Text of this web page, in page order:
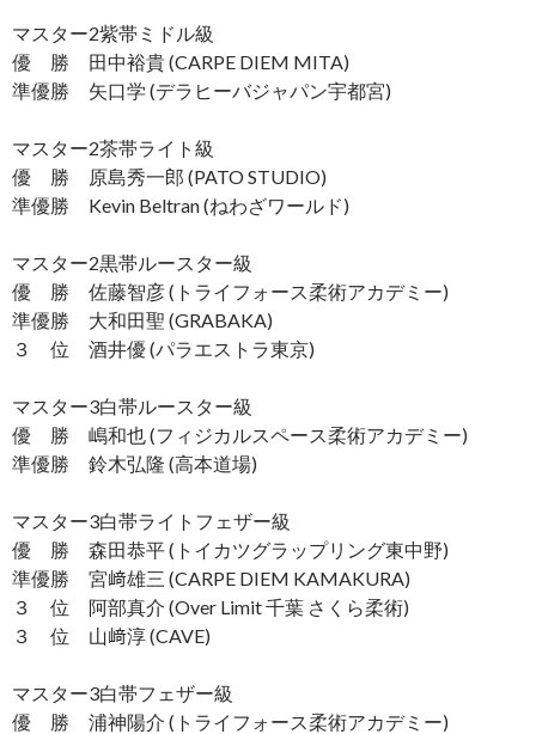
マスター2紫帯ミドル級
優 勝 田中裕貴 (CARPE DIEM MITA)
準優勝 矢口学 (デラヒーバジャパン宇都宮)
マスター2茶帯ライト級
優 勝 原島秀一郎 (PATO STUDIO)
準優勝 Kevin Beltran (ねわざワールド)
マスター2黒帯ルースター級
優 勝 佐藤智彦 (トライフォース柔術アカデミー)
準優勝 大和田聖 (GRABAKA)
３ 位 酒井優 (パラエストラ東京)
マスター3白帯ルースター級
優 勝 嶋和也 (フィジカルスペース柔術アカデミー)
準優勝 鈴木弘隆 (高本道場)
マスター3白帯ライトフェザー級
優 勝 森田恭平 (トイカツグラップリング東中野)
準優勝 宮﨑雄三 (CARPE DIEM KAMAKURA)
３ 位 阿部真介 (Over Limit 千葉 さくら柔術)
３ 位 山﨑淳 (CAVE)
マスター3白帯フェザー級
優 勝 浦神陽介 (トライフォース柔術アカデミー)